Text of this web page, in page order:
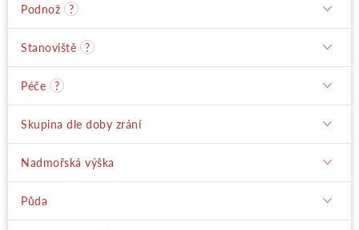
Podnož ?
Stanoviště ?
Péče ?
Skupina dle doby zrání
Nadmořská výška
Půda